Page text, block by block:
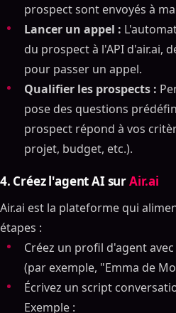
prospect sont envoyés à
Lancer un appel :
du prospect à l'API d'air.ai,
pour passer un appel.
Qualifier les prospects :
pose des questions
prospect répond à vos
projet, budget, etc.).
4. Créez l'agent AI surAir.ai
Air.ai est la plateforme qui
étapes :
Créez un profil d'agent
(par exemple, "Emma de
Écrivez un script
Exemple :